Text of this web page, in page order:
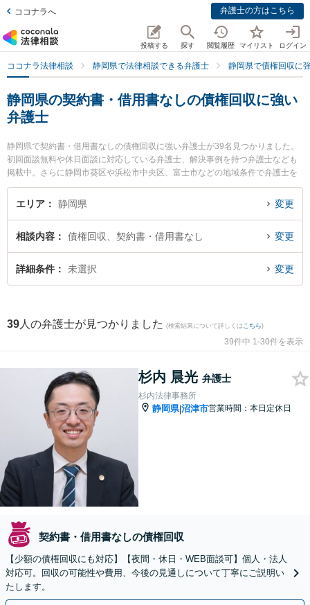
ココナラへ 弁護士の方はこちら
投稿する 探す 閲覧履歴 マイリスト ログイン
ココナラ法律相談 静岡県で法律相談できる弁護士 静岡県で債権回収に
静岡県の契約書・借用書なしの債権回収に強い
弁護士
静岡県で契約書・借用書なしの債権回収に強い弁護士が39名見つかりました。
初回面談無料や休日面談に対応している弁護士、解決事例を持つ弁護士なども
掲載中。さらに静岡市葵区や浜松市中央区、富士市などの地域条件で弁護士を
絞り込めます。債権回収に関係する売掛金回収や債権回収代行、債権の時効中
断等の細かな分野での絞り込み検索もでき便利です。特に杉内法律事務所の杉
ロフィール情報や弁護士費用、強みなどが注目されています。『静岡県で土日
や夜間に発生した契約書・借用書なしの債権回収のトラブルを今すぐに弁護士
に相談したい』『契約書・借用書なしの債権回収のトラブル解決の実績豊富な
エリア 静岡県 変更
相談内容 債権回収、契約書・借用書なし 変更
詳細条件 未選択 変更
39 人の弁護士が見つかりました (検索結果について詳しくは こちら)
39件中 1-30件を表示
杉内 晨光 弁護士
杉内法律事務所
静岡県|沼津市営業時間：本日定休日
契約書・借用書なしの債権回収
【少額の債権回収にも対応】【夜間・休日・WEB面談可】個人・法人
対応可。回収の可能性や費用、今後の見通しについて丁寧にご説明い
たします。